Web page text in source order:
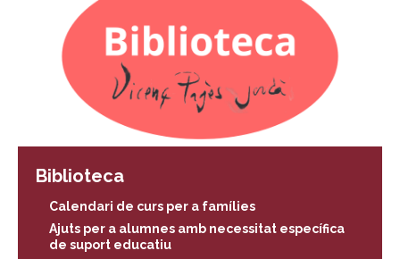
Biblioteca
Calendari de curs per a famílies
Ajuts per a alumnes amb necessitat específica
de suport educatiu